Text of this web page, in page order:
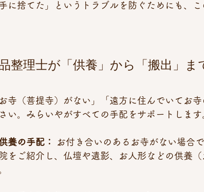
に捨てた」というトラブルを防ぐためにも、
整理士が「供養」から「搬出」ま
寺（菩提寺）がない」「遠方に住んでいてお
い。みらいやがすべての手配をサポートします
養の手配：
お付き合いのあるお寺がない場合
をご紹介し、仏壇や遺影、お人形などの供養